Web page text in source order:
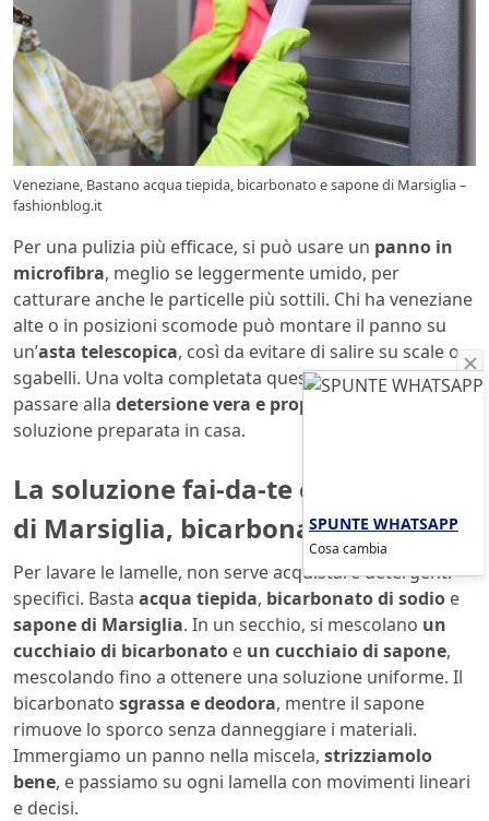
Veneziane, Bastano acqua tiepida, bicarbonato e sapone di Marsiglia –
fashionblog.it
Per una pulizia più efficace, si può usare un panno in
microfibra, meglio se leggermente umido, per
catturare anche le particelle più sottili. Chi ha veneziane
alte o in posizioni scomode può montare il panno su
un’asta telescopica, così da evitare di salire su scale o
sgabelli. Una volta completata questa fase, si può
passare alla detersione vera e propria
soluzione preparata in casa.
La soluzione fai-da-te con sapone
di Marsiglia, bicarbonato e aceto
Per lavare le lamelle, non serve acquistare detergenti
specifici. Basta acqua tiepida, bicarbonato di sodio e
sapone di Marsiglia. In un secchio, si mescolano un
cucchiaio di bicarbonato e un cucchiaio di sapone,
mescolando fino a ottenere una soluzione uniforme. Il
bicarbonato sgrassa e deodora, mentre il sapone
rimuove lo sporco senza danneggiare i materiali.
Immergiamo un panno nella miscela, strizziamolo
bene, e passiamo su ogni lamella con movimenti lineari
e decisi.
SPUNTE WHATSAPP
Cosa cambia